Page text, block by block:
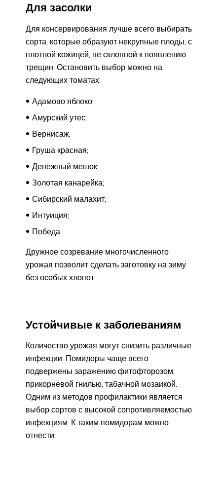
Для засолки
Для консервирования лучше всего выбирать
сорта, которые образуют некрупные плоды, с
плотной кожицей, не склонной к появлению
трещин. Остановить выбор можно на
следующих томатах:
Адамово яблоко;
Амурский утес;
Вернисаж;
Груша красная;
Денежный мешок;
Золотая канарейка;
Сибирский малахит;
Интуиция;
Победа.
Дружное созревание многочисленного
урожая позволит сделать заготовку на зиму
без особых хлопот.
Устойчивые к заболеваниям
Количество урожая могут снизить различные
инфекции. Помидоры чаще всего
подвержены заражению фитофторозом,
прикорневой гнилью, табачной мозаикой.
Одним из методов профилактики является
выбор сортов с высокой сопротивляемостью
инфекциям. К таким помидорам можно
отнести: